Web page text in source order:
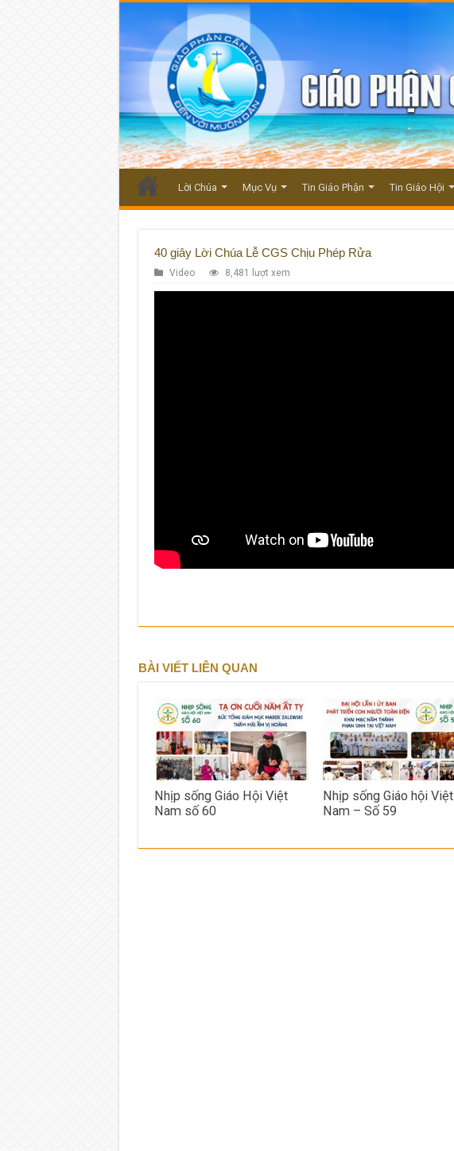
Lời Chúa Mục Vụ Tin Giáo Phận Tin Giáo Hội
40 giây Lời Chúa Lễ CGS Chịu Phép Rửa
Video 8,481 lượt xem
BÀI VIẾT LIÊN QUAN
Nhịp sống Giáo Hội Việt
Nam số 60
Nhịp sống Giáo hội Việt
Nam – Số 59